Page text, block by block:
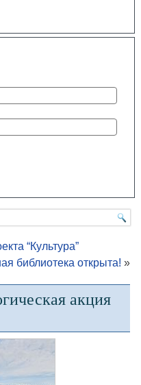
“Культура”
библиотека открыта! »
акция